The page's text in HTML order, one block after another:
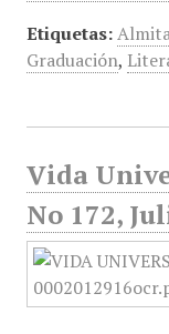
Etiquetas:
Graduación,
Vida
No 172,